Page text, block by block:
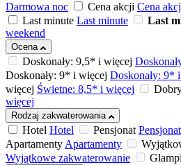
Darmowa noc
Cena akcji Cena
Last minute Last minute Last
weekend
Ocena
Doskonały: 9,5* i więcej
Doskonały: 9* i więcej Doskonały: 9*
więcej Świetne: 8,5* i więcej
więcej
Rodzaj zakwaterowania
Hotel Hotel Pensjonat Pensjonat
ApartamentyApartamenty
Wyjątkowe zakwaterowanie